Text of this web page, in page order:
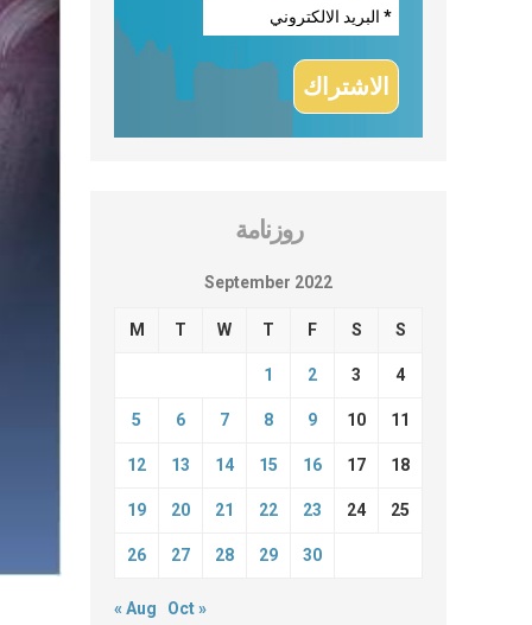
روزنامة
September 2022
M T W T F S S
1 2 3 4
5 6 7 8 9 10 11
12 13 14 15 16 17 18
19 20 21 22 23 24 25
26 27 28 29 30
« Aug Oct »